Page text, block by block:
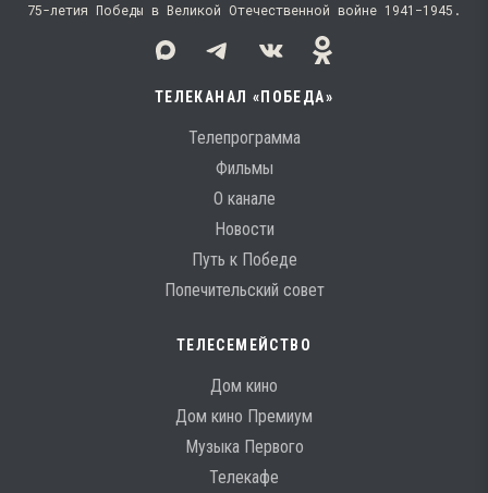
75-летия Победы в Великой Отечественной войне 1941−1945.
ТЕЛЕКАНАЛ «ПОБЕДА»
Телепрограмма
Фильмы
О канале
Новости
Путь к Победе
Попечительский совет
ТЕЛЕСЕМЕЙСТВО
Дом кино
Дом кино Премиум
Музыка Первого
Телекафе